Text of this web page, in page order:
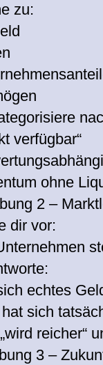
zu:
verfügbar“
ohne
2 –
dir vor:
echtes
sich
reicher“
3 –